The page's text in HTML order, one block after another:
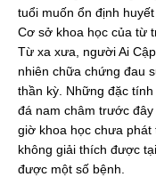
tuổi muốn ổn định
Cơ sở khoa học của từ
Từ xa xưa, người Ai
nhiên chữa chứng đau
thần kỳ. Những đặc
đá nam châm trước
giờ khoa học chưa
không giải thích được
được một số bệnh.